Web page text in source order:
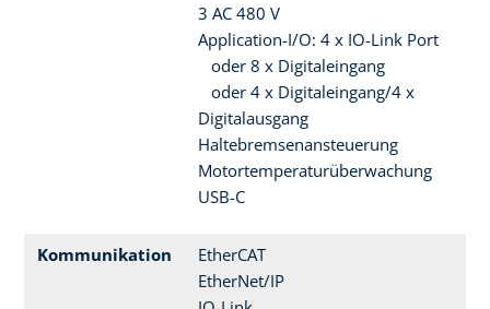
3 AC 480 V
Application-I/O: 4 x IO-Link Port
oder 8 x Digitaleingang
oder 4 x Digitaleingang/4 x
Digitalausgang
Haltebremsenansteuerung
Motortemperaturüberwachung
USB-C
Kommunikation
EtherCAT
EtherNet/IP